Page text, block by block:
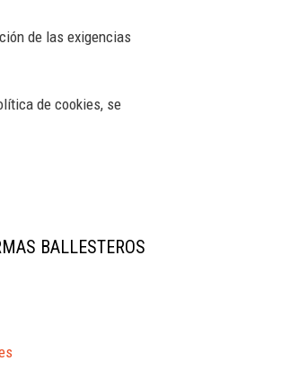
de las exigencias
de cookies, se
BALLESTEROS